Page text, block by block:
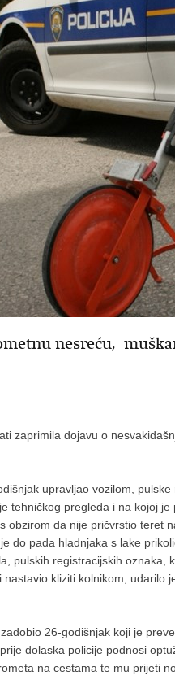
nesreću,
zaprimila dojavu o
upravljao vozilom,
tehničkog pregleda i na kojoj
obzirom da nije pričvrstio teret
do pada hladnjaka s lake
pulskih registracijskih oznaka,
kliziti kolnikom, udarilo
26-godišnjak koji je
dolaska policije podnosi
na cestama te mu prijeti